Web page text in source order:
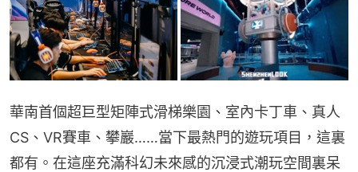
華南首個超巨型矩陣式滑梯樂園、室內卡丁車、真人
CS、VR賽車、攀巖……當下最熱門的遊玩項目，這裏
都有。在這座充滿科幻未來感的沉浸式潮玩空間裏呆